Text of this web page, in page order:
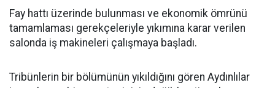
Fay hattı üzerinde bulunması ve ekonomik ömrünü
tamamlaması gerekçeleriyle yıkımına karar verilen
salonda iş makineleri çalışmaya başladı.
Tribünlerin bir bölümünün yıkıldığını gören Aydınlılar